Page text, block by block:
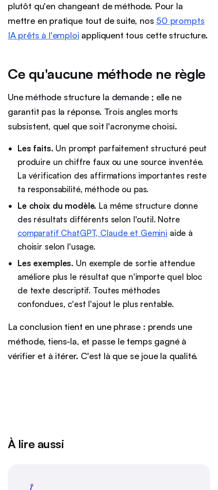
plutôt qu'en changeant de méthode. Pour la
mettre en pratique tout de suite, nos 50 prompts
IA prêts à l'emploi appliquent tous cette structure.
Ce qu'aucune méthode ne règle
Une méthode structure la demande ; elle ne
garantit pas la réponse. Trois angles morts
subsistent, quel que soit l'acronyme choisi.
Les faits. Un prompt parfaitement structuré peut
produire un chiffre faux ou une source inventée.
La vérification des affirmations importantes reste
ta responsabilité, méthode ou pas.
Le choix du modèle. La même structure donne
des résultats différents selon l'outil. Notre
comparatif ChatGPT, Claude et Gemini aide à
choisir selon l'usage.
Les exemples. Un exemple de sortie attendue
améliore plus le résultat que n'importe quel bloc
de texte descriptif. Toutes méthodes
confondues, c'est l'ajout le plus rentable.
La conclusion tient en une phrase : prends une
méthode, tiens-la, et passe le temps gagné à
vérifier et à itérer. C'est là que se joue la qualité.
À lire aussi